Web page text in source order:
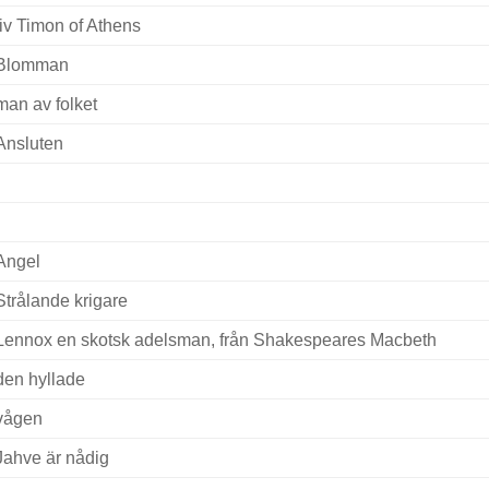
Timon of Athens
av folket
krigare
en skotsk adelsman, från Shakespeares Macbeth
hyllade
är nådig